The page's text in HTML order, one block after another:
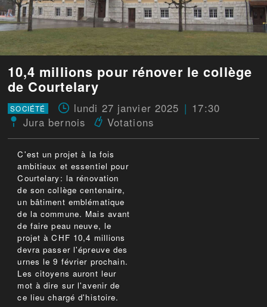
10,4 millions pour rénover le collège
de Courtelary
SOCIÉTÉ lundi 27 janvier 2025
17:30
Jura bernois
Votations
C'est un projet à la fois
ambitieux et essentiel pour
Courtelary: la rénovation
de son collège centenaire,
un bâtiment emblématique
de la commune. Mais avant
de faire peau neuve, le
projet à CHF 10,4 millions
devra passer l'épreuve des
urnes le 9 février prochain.
Les citoyens auront leur
mot à dire sur l'avenir de
ce lieu chargé d'histoire.